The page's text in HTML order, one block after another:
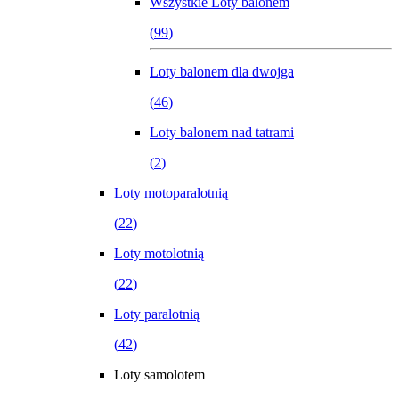
(99)
Loty balonem dla dwojga
(46)
Loty balonem nad tatrami
(2)
Loty motoparalotnią
(22)
Loty motolotnią
(22)
Loty paralotnią
(42)
Loty samolotem